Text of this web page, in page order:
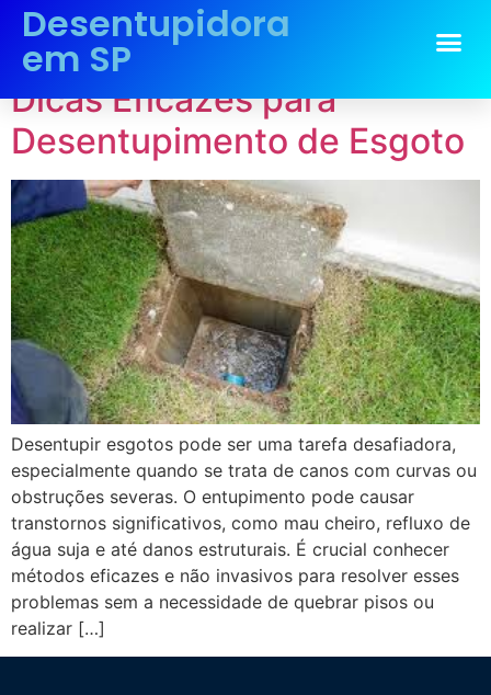
Desentupidora
em SP
Tag:Dicas Eficazes
Dicas Eficazes para
Desentupimento de Esgoto
Desentupir esgotos pode ser uma tarefa desafiadora,
especialmente quando se trata de canos com curvas ou
obstruções severas. O entupimento pode causar
transtornos significativos, como mau cheiro, refluxo de
água suja e até danos estruturais. É crucial conhecer
métodos eficazes e não invasivos para resolver esses
problemas sem a necessidade de quebrar pisos ou
realizar […]